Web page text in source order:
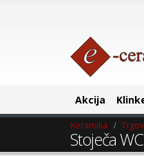
Akcija
Keramika
Stoječa